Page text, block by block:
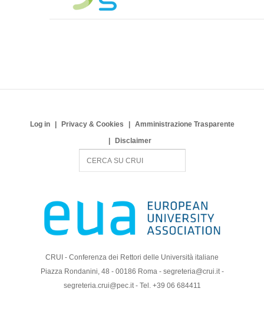
Log in Privacy & Cookies
Amministrazione Trasparente
Disclaimer
c
CRUI - Conferenza dei Rettori delle Università italiane
Piazza Rondanini, 48 - 00186 Roma - segreteria@crui.it -
segreteria.crui@pec.it - Tel. +39 06 684411